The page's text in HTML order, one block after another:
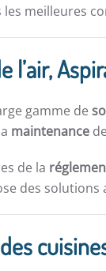
meilleures
l’air,
gamme de
maintenance
de la
des